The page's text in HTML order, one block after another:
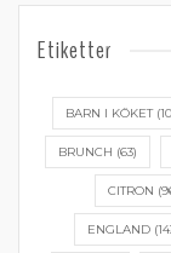
Etiketter
BARN I KÖKET
BRUNCH (63)
CITRON
ENGLAND